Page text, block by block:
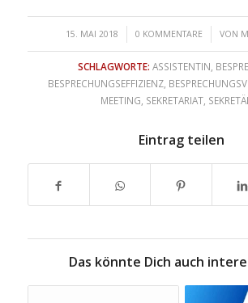
15. MAI 2018
/ 0 KOMMENTARE
/ VON
SCHLAGWORTE: ASSISTENTIN
BESPRECHUNGSEFFIZIENZ
MEETING SEKRETARIAT
Eintrag teilen
Das könnte Dich auch